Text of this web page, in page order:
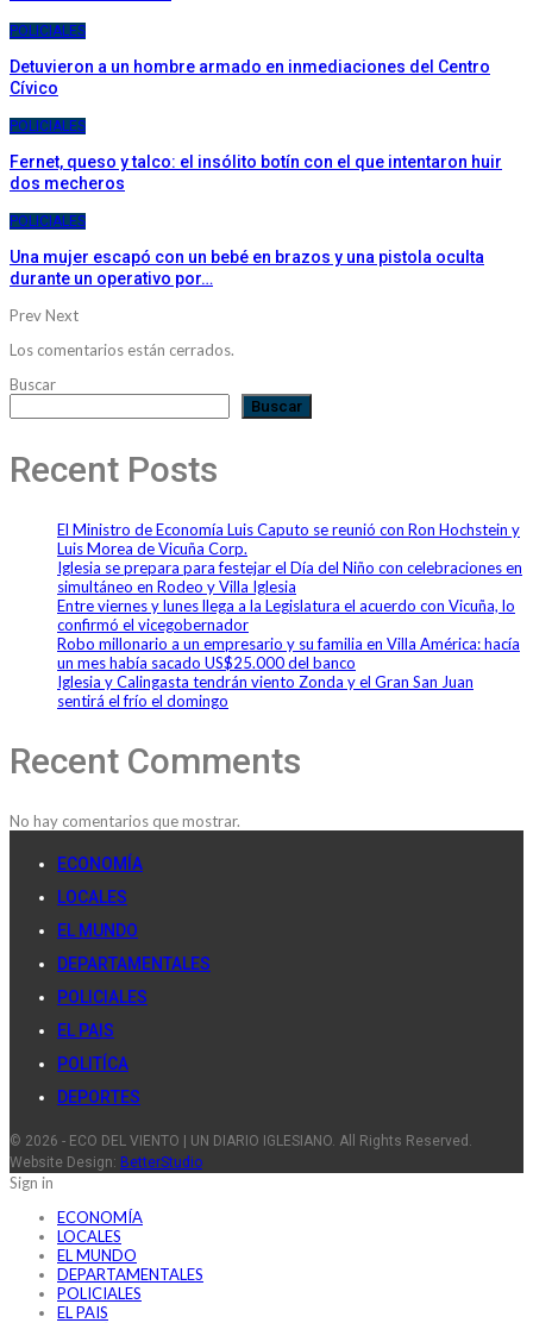
POLICIALES
Detuvieron a un hombre armado en inmediaciones del Centro
Cívico
POLICIALES
Fernet, queso y talco: el insólito botín con el que intentaron huir
dos mecheros
POLICIALES
Una mujer escapó con un bebé en brazos y una pistola oculta
durante un operativo por…
PrevNext
Los comentarios están cerrados.
Buscar
Buscar
Recent Posts
El Ministro de Economía Luis Caputo se reunió con Ron Hochstein y
Luis Morea de Vicuña Corp.
Iglesia se prepara para festejar el Día del Niño con celebraciones en
simultáneo en Rodeo y Villa Iglesia
Entre viernes y lunes llega a la Legislatura el acuerdo con Vicuña, lo
confirmó el vicegobernador
Robo millonario a un empresario y su familia en Villa América: hacía
un mes había sacado US$25.000 del banco
Iglesia y Calingasta tendrán viento Zonda y el Gran San Juan
sentirá el frío el domingo
Recent Comments
No hay comentarios que mostrar.
ECONOMÍA
LOCALES
EL MUNDO
DEPARTAMENTALES
POLICIALES
EL PAIS
POLITÍCA
DEPORTES
© 2026 - ECO DEL VIENTO | UN DIARIO IGLESIANO. All Rights Reserved.
Website Design: BetterStudio
Sign in
ECONOMÍA
LOCALES
EL MUNDO
DEPARTAMENTALES
POLICIALES
EL PAIS